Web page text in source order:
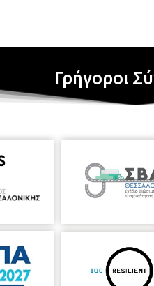
Γρήγοροι